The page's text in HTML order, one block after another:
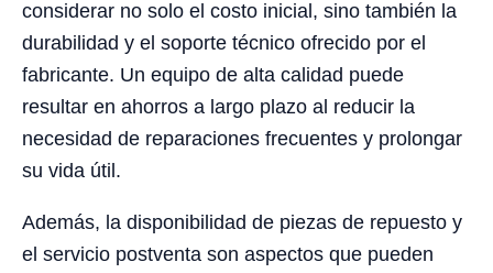
considerar no solo el costo inicial, sino también la
durabilidad y el soporte técnico ofrecido por el
fabricante. Un equipo de alta calidad puede
resultar en ahorros a largo plazo al reducir la
necesidad de reparaciones frecuentes y prolongar
su vida útil.
Además, la disponibilidad de piezas de repuesto y
el servicio postventa son aspectos que pueden